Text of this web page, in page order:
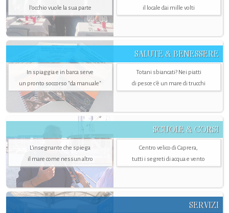
l’occhio vuole la sua parte
il locale dai mille volti
SALUTE & BENESSERE
In spiaggia e in barca serve
un pronto soccorso "da manuale"
Totani sbiancati? Nei piatti
di pesce c'è un mare di trucchi
SCUOLE & CORSI
L'insegnante che spiega
il mare come nessun altro
Centro velico di Caprera,
tutti i segreti di acqua e vento
SERVIZI